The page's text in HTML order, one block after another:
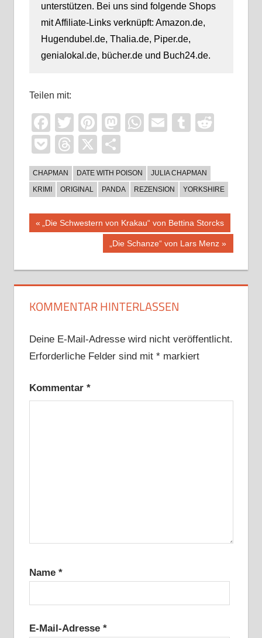
unterstützen. Bei uns sind folgende Shops
mit Affiliate-Links verknüpft: Amazon.de,
Hugendubel.de, Thalia.de, Piper.de,
genialokal.de, bücher.de und Buch24.de.
Teilen mit:
Facebook
TwitterPinterest
Mastodon
WhatsApp
EmailTumblr
PocketThreads
X
CHAPMAN DATE WITH POISON
JULIA CHAPMAN
KRIMI
ORIGINAL PANDA REZENSION YORKSHIRE
Beitragsnavigation
Vorheriger
„Die Schwestern von Krakau“ von Bettina Storcks
Nächster
„Die Schanze“ von Lars Menz
KOMMENTAR HINTERLASSEN
Deine E-Mail-Adresse wird nicht veröffentlicht.
Erforderliche Felder sind mit *markiert
Kommentar *
Name *
E-Mail-Adresse *